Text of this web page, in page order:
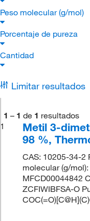
Peso molecular (g/mol)
Porcentaje de pureza
Cantidad
Limitar resultados
1 – 1 de 1 resultados
1
Metil 3-
98 %,
CAS: 10205-34-2
molecular (g/
MFCD00044842
ZCFIWIBFSA-O